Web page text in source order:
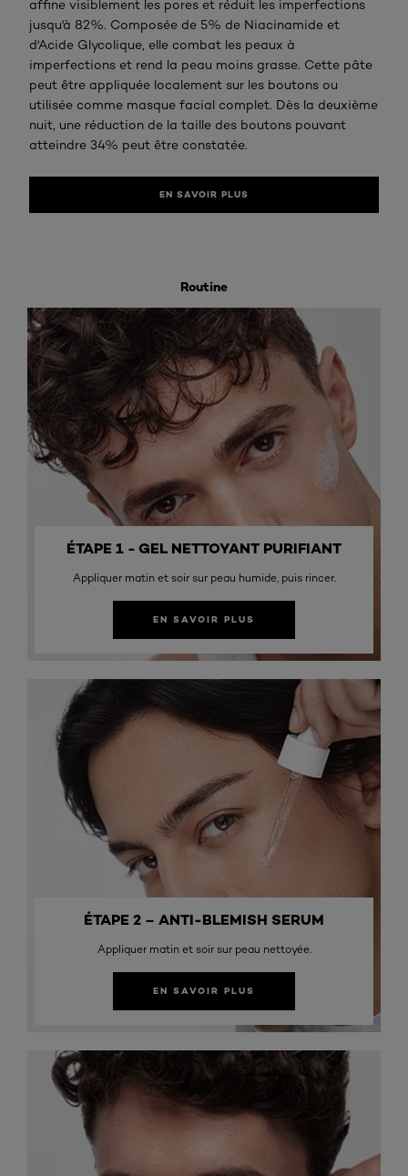
affine visiblement les pores et réduit les imperfections
jusqu'à 82%. Composée de 5% de Niacinamide et
d'Acide Glycolique, elle combat les peaux à
imperfections et rend la peau moins grasse. Cette pâte
peut être appliquée localement sur les boutons ou
utilisée comme masque facial complet. Dès la deuxième
nuit, une réduction de la taille des boutons pouvant
atteindre 34% peut être constatée.
EN SAVOIR PLUS
Routine
ÉTAPE 1 - GEL NETTOYANT PURIFIANT
Appliquer matin et soir sur peau humide, puis rincer.
EN SAVOIR PLUS
ÉTAPE 2 – ANTI-BLEMISH SERUM
Appliquer matin et soir sur peau nettoyée.
EN SAVOIR PLUS